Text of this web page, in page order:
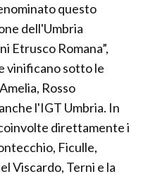
questo
dell'Umbria
Etrusco Romana”,
vinificano sotto le
Rosso
l'IGT Umbria. In
direttamente i
Ficulle,
Viscardo, Terni e la